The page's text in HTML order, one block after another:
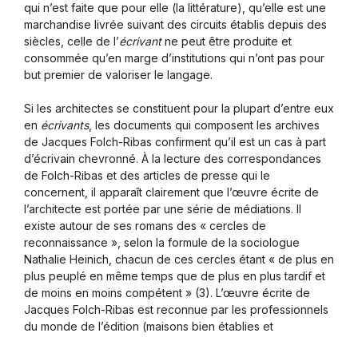
qui n’est faite que pour elle (la littérature), qu’elle est une
marchandise livrée suivant des circuits établis depuis des
siècles, celle de l’écrivantne peut être produite et
consommée qu’en marge d’institutions qui n’ont pas pour
but premier de valoriser le langage.
Si les architectes se constituent pour la plupart d’entre eux
en écrivants, les documents qui composent les archives
de Jacques Folch-Ribas confirment qu’il est un cas à part
d’écrivain chevronné. À la lecture des correspondances
de Folch-Ribas et des articles de presse qui le
concernent, il apparaît clairement que l’œuvre écrite de
l’architecte est portée par une série de médiations. Il
existe autour de ses romans des « cercles de
reconnaissance », selon la formule de la sociologue
Nathalie Heinich, chacun de ces cercles étant « de plus en
plus peuplé en même temps que de plus en plus tardif et
de moins en moins compétent » (3). L’œuvre écrite de
Jacques Folch-Ribas est reconnue par les professionnels
du monde de l’édition (maisons bien établies et